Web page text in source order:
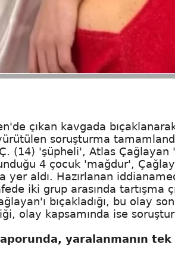
çıkan kavgada
soruşturma
(14) 'şüpheli', Atlas Çağlayan
4 çocuk 'mağdur',
yer aldı. Hazırlanan
iki grup arasında tartışma
bıçakladığı, bu olay
olay kapsamında ise
yaralanmanın